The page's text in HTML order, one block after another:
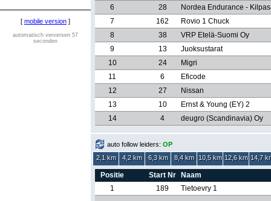
[ mobile version ]
automatisch verversen 57
seconden
6
28
Nordea Endurance -
7
162
Rovio 1 Chuck
8
38
VRP Etelä-Suomi Oy
9
13
Juoksustarat
10
24
Migri
11
6
Eficode
12
27
Nissan
13
10
Ernst & Young (EY) 2
14
4 deugro (Scandinavia) Oy
auto follow leiders: OP
2,1 km
4,2 km 6,3 km 8,4 km 10,5 km 12,6 km 14,7
Positie Start Nr
Naam
1
189 Tietoevry 1